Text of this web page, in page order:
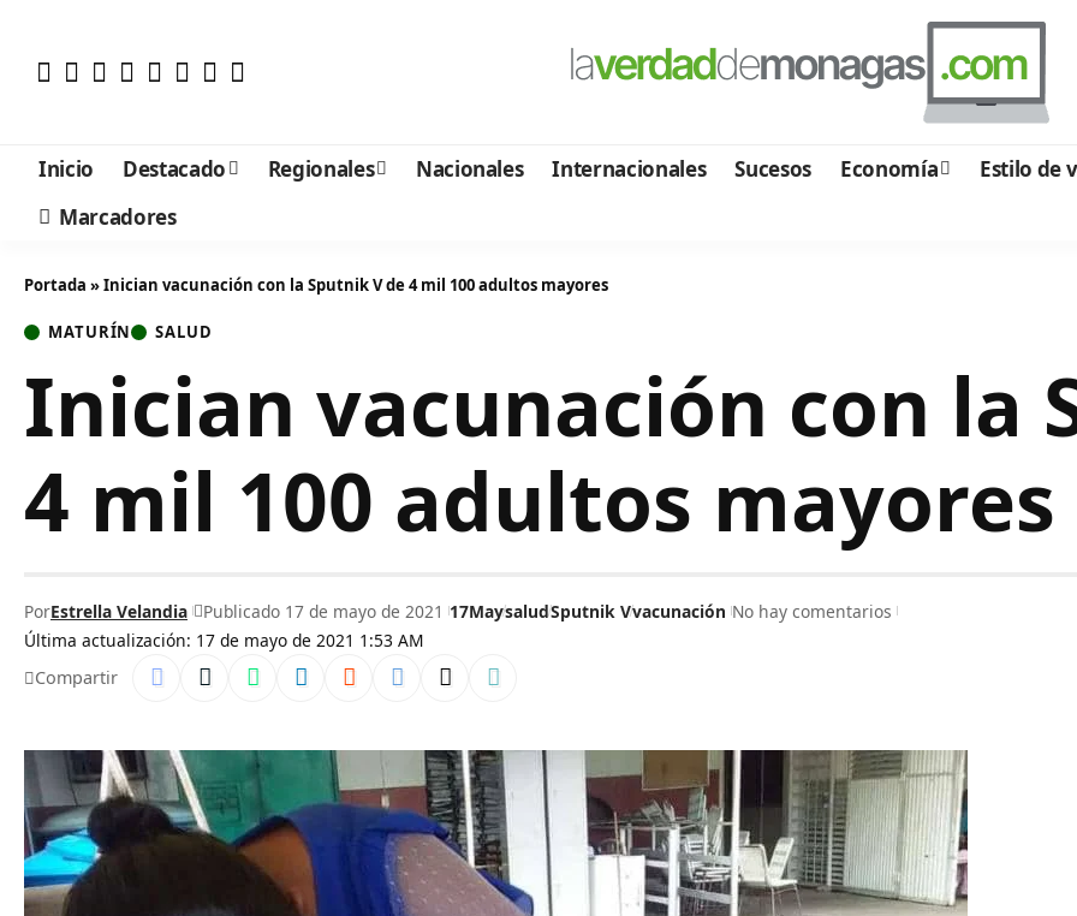
Inicio Destacado Regionales Nacionales Internacionales Sucesos Economía Estilo de
Marcadores
Portada »Inician vacunación con la Sputnik V de 4 mil 100 adultos mayores
MATURÍN SALUD
Inician vacunación con la
4 mil 100 adultos mayores
Última actualización: 17 de mayo de 2021 1:53 AM
PorEstrella Velandia Publicado 17 de mayo de 2021 17MaysaludSputnik Vvacunación No hay comentarios
Compartir